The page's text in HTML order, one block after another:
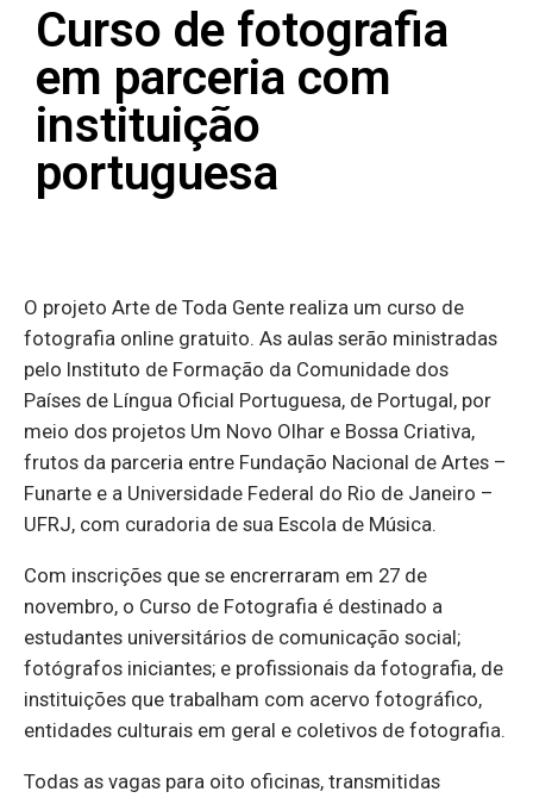
Curso de fotografia
em parceria com
instituição
portuguesa
O projeto Arte de Toda Gente realiza um curso de
fotografia online gratuito. As aulas serão ministradas
pelo Instituto de Formação da Comunidade dos
Países de Língua Oficial Portuguesa, de Portugal, por
meio dos projetos Um Novo Olhar e Bossa Criativa,
frutos da parceria entre Fundação Nacional de Artes –
Funarte e a Universidade Federal do Rio de Janeiro –
UFRJ, com curadoria de sua Escola de Música.
Com inscrições que se encrerraram em 27 de
novembro, o Curso de Fotografia é destinado a
estudantes universitários de comunicação social;
fotógrafos iniciantes; e profissionais da fotografia, de
instituições que trabalham com acervo fotográfico,
entidades culturais em geral e coletivos de fotografia.
Todas as vagas para oito oficinas, transmitidas